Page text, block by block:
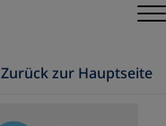
Zurück zur Hauptseite